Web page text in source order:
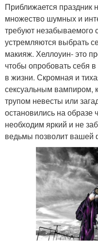
Приближается праздник
множество шумных и
требуют незабываемого
устремляются выбрать
макияж. Хеллоуин- это
чтобы опробовать себя
в жизни. Скромная и
сексуальным вампиром,
трупом невесты или
остановились на
необходим яркий и не
ведьмы позволит вашей